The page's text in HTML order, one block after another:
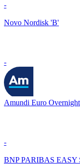
-
Novo Nordisk 'B'
-
Amundi Euro
-
BNP PARIBAS EASY